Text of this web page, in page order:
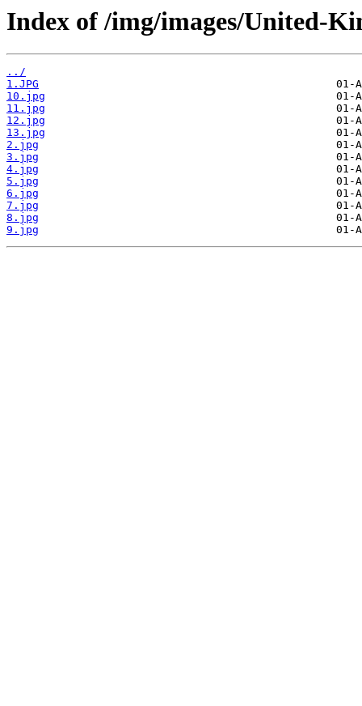
Index of /img/images/United-
../
1.JPG
10.jpg
11.jpg
12.jpg
13.jpg
2.jpg
3.jpg
4.jpg
5.jpg
6.jpg
7.jpg
8.jpg
9.jpg